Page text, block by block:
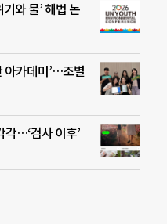
와 물’ 해법 논
아카데미’…조별
각…‘검사 이후’